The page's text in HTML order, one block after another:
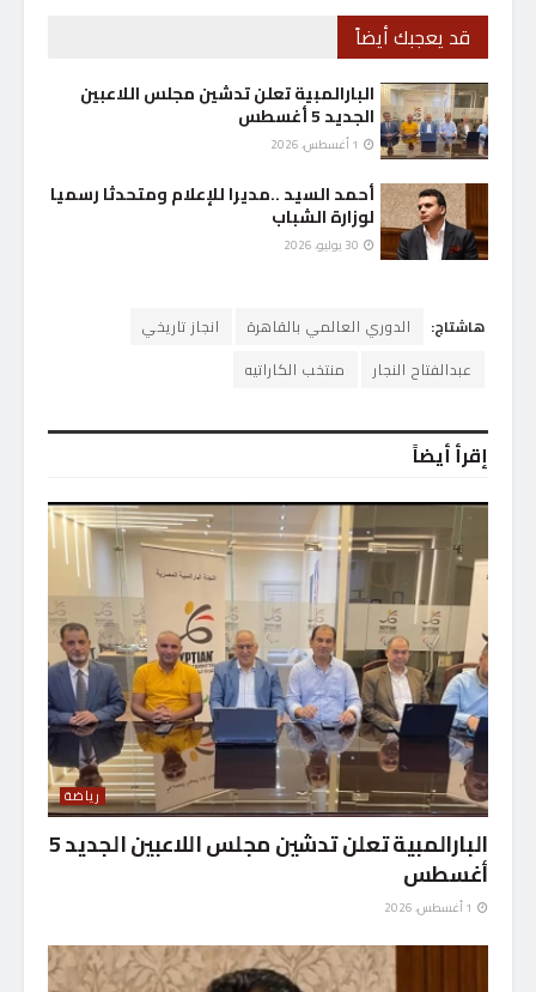
قد يعجبك أيضاً
البارالمبية تعلن تدشين مجلس اللاعبين
الجديد 5 أغسطس
أحمد السيد ..مديرا للإعلام ومتحدثا رسميا
لوزارة الشباب
هاشتاج: الدوري العالمي بالقاهرة
انجاز تاريخي
عبدالفتاح النجار
منتخب الكاراتيه
إقرأ أيضاً
رياضة
البارالمبية تعلن تدشين مجلس اللاعبين الجديد 5
أغسطس